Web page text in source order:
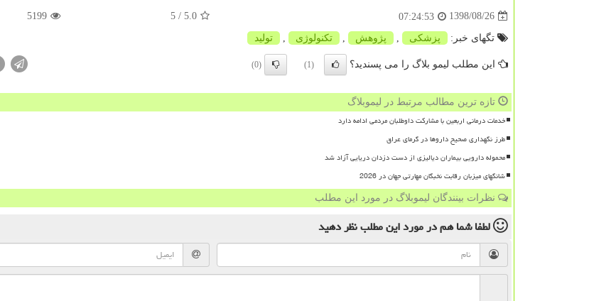
1398/08/26
07:24:53
5.0
/ 5
5199
تگهای خبر: پزشكی پژوهش تكنولوژی تولید
این مطلب لیمو بلاگ را می پسندید؟ (1)
(0)
تازه ترین مطالب مرتبط در لیموبلاگ
خدمات درمانی اربعین با مشارکت داوطلبان مردمی ادامه دارد
طرز نگهداری صحیح داروها در گرمای عراق
محموله دارویی بیماران دیالیزی از دست دزدان دریایی آزاد شد
شانگهای میزبان رقابت نخبگان مهارتی جهان در 2026
نظرات بینندگان لیموبلاگ در مورد این مطلب
لطفا شما همدر مورد این مطلبنظر دهید